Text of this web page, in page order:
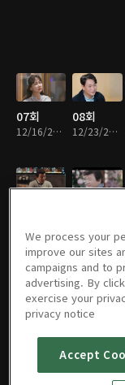
07회
12/16/2024 • 1시간 29분
08회
12/23/2024 • 1시간 25분
19회
03/17/2025 • 1시간 23분
20회
We process your
improve our sites
campaigns and to
advertising. By
exercise your
privacy notice
Accept